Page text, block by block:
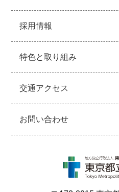
採用情報
特色と取り組み
交通アクセス
お問い合わせ